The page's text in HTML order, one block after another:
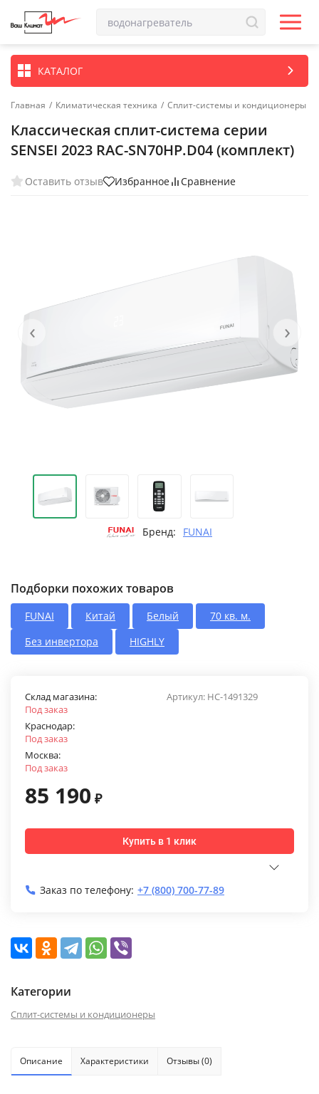
КАТАЛОГ
Главная / Климатическая техника / Сплит-системы и кондиционеры
Классическая сплит-система серии
SENSEI 2023 RAC-SN70HP.D04 (комплект)
Оставить отзыв Избранное Сравнение
‹ ›
Бренд: FUNAI
Подборки похожих товаров
FUNAI Китай Белый
70 кв. м.
Без инвертора
HIGHLY
Артикул: НС-1491329
Склад магазина:
Под заказ
Краснодар:
Под заказ
Москва:
Под заказ
85 190 ₽
Купить в 1 клик
Заказ по телефону: +7 (800) 700-77-89
Категории
Сплит-системы и кондиционеры
Описание Характеристики Отзывы (0)